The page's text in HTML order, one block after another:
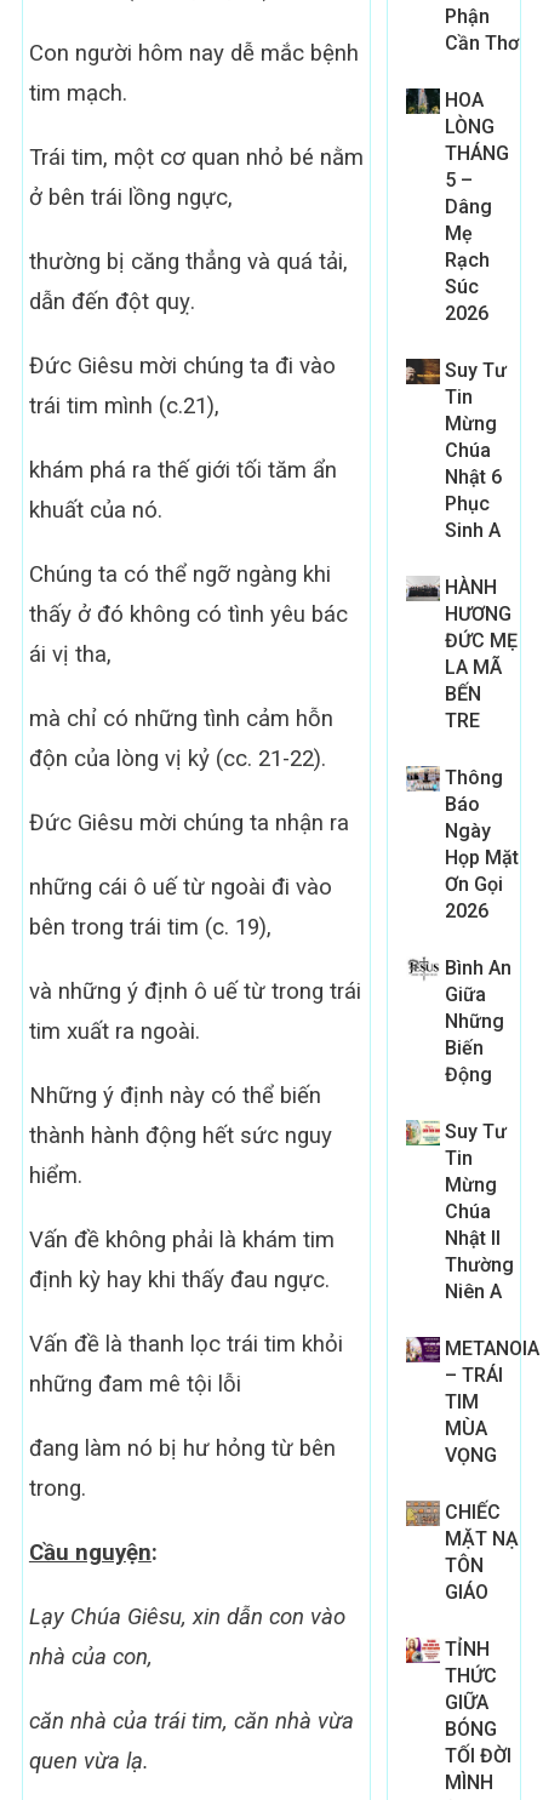
Con người hôm nay dễ mắc bệnh
tim mạch.
Trái tim, một cơ quan nhỏ bé nằm
ở bên trái lồng ngực,
thường bị căng thẳng và quá tải,
dẫn đến đột quỵ.
Đức Giêsu mời chúng ta đi vào
trái tim mình (c.21),
khám phá ra thế giới tối tăm ẩn
khuất của nó.
Chúng ta có thể ngỡ ngàng khi
thấy ở đó không có tình yêu bác
ái vị tha,
mà chỉ có những tình cảm hỗn
độn của lòng vị kỷ (cc. 21-22).
Đức Giêsu mời chúng ta nhận ra
những cái ô uế từ ngoài đi vào
bên trong trái tim (c. 19),
và những ý định ô uế từ trong trái
tim xuất ra ngoài.
Những ý định này có thể biến
thành hành động hết sức nguy
hiểm.
Vấn đề không phải là khám tim
định kỳ hay khi thấy đau ngực.
Vấn đề là thanh lọc trái tim khỏi
những đam mê tội lỗi
đang làm nó bị hư hỏng từ bên
trong.
Cầu nguyện:
Lạy Chúa Giêsu,xin dẫn con vào
nhà của con,
căn nhà của trái tim, căn nhà vừa
quen vừa lạ.
Phận
Cần Thơ
HOA
LÒNG
THÁNG
5 –
Dâng
Mẹ
Rạch
Súc
2026
Suy Tư
Tin
Mừng
Chúa
Nhật 6
Phục
Sinh A
HÀNH
HƯƠNG
ĐỨC MẸ
LA MÃ
BẾN
TRE
Thông
Báo
Ngày
Họp Mặt
Ơn Gọi
2026
Bình An
Giữa
Những
Biến
Động
Suy Tư
Tin
Mừng
Chúa
Nhật II
Thường
Niên A
METANOIA
– TRÁI
TIM
MÙA
VỌNG
CHIẾC
MẶT NẠ
TÔN
GIÁO
TỈNH
THỨC
GIỮA
BÓNG
TỐI ĐỜI
MÌNH